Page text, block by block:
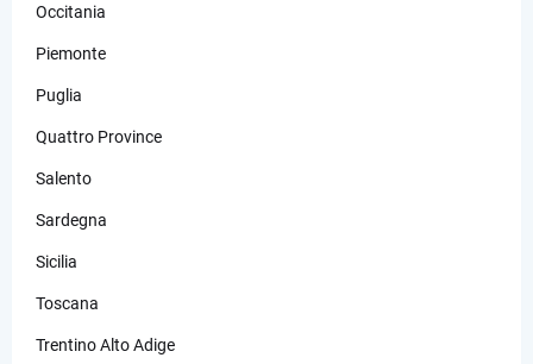
Occitania
Piemonte
Puglia
Quattro Province
Salento
Sardegna
Sicilia
Toscana
Trentino Alto Adige